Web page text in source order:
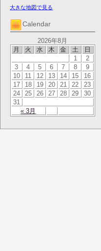
大きな地図で見る
Calendar
2026年8月
月
火 水 木 金 土 日
« 3月
1
2
3
4 5 6 7 8
9
10
11 12 13 14 15
16
17
18 19 20 21 22
23
24
25 26 27 28 29
30
31